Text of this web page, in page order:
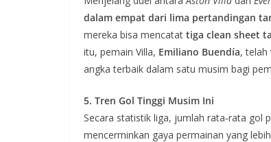
dalam empat dari lima pertandingan
mereka bisa mencatat tiga clean sheet
itu, pemain Villa, Emiliano Buendía, telah
angka terbaik dalam satu musim bagi
5. Tren Gol Tinggi Musim Ini
Secara statistik liga, jumlah rata‑rata gol
mencerminkan gaya permainan yang